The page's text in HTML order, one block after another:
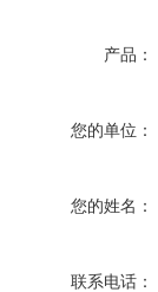
产品：
您的单位：
您的姓名：
联系电话：